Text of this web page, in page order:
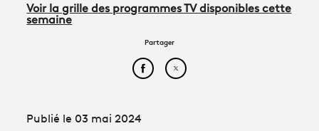
Voir la grille des programmes TV disponibles cette
semaine
Partager
Partager cet article sur
Partager cet article sur
Publié le 03 mai 2024